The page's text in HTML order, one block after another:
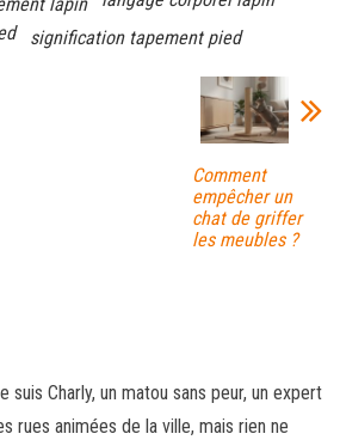
signification tapement pied
Comment
empêcher un
chat de griffer
les meubles ?
suis Charly, un matou sans peur, un expert
rues animées de la ville, mais rien ne